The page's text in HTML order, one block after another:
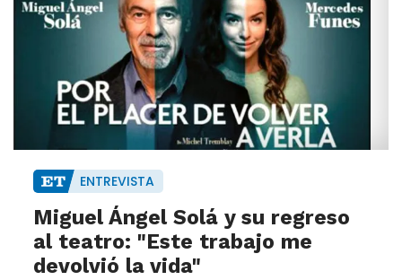
ENTREVISTA
Miguel Ángel Solá y su regreso
al teatro: "Este trabajo me
devolvió la vida"